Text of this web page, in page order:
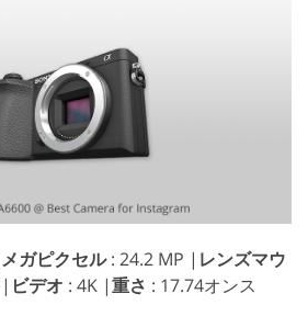
メガピクセル: 24.2 MP | レンズマウ
ビデオ : 4K |重さ : 17.74オンス